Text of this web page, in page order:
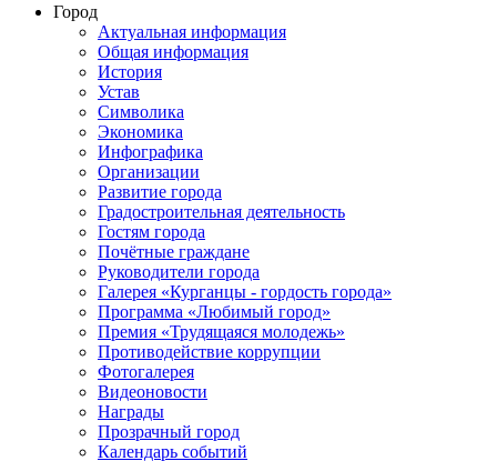
Город
Актуальная информация
Общая информация
История
Устав
Символика
Экономика
Инфографика
Организации
Развитие города
Градостроительная деятельность
Гостям города
Почётные граждане
Руководители города
Галерея «Курганцы - гордость города»
Программа «Любимый город»
Премия «Трудящаяся молодежь»
Противодействие коррупции
Фотогалерея
Видеоновости
Награды
Прозрачный город
Календарь событий